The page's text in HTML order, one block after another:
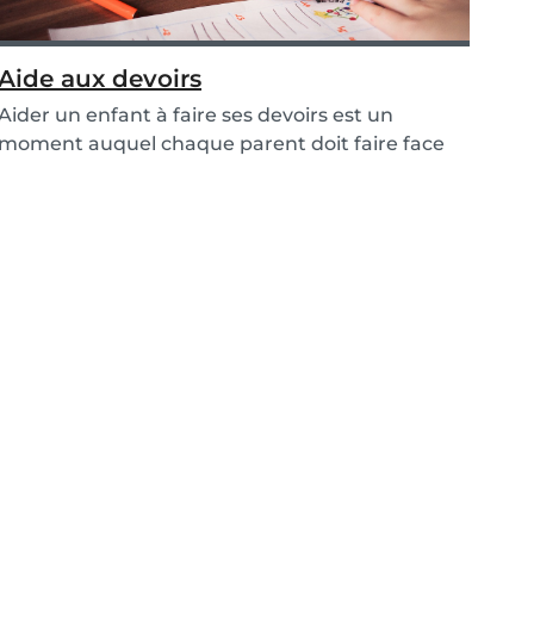
aux devoirs
un enfant à faire ses devoirs est un
moment auquel chaque parent doit faire face